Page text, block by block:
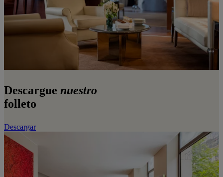
Descargue nuestro
folleto
Descargar